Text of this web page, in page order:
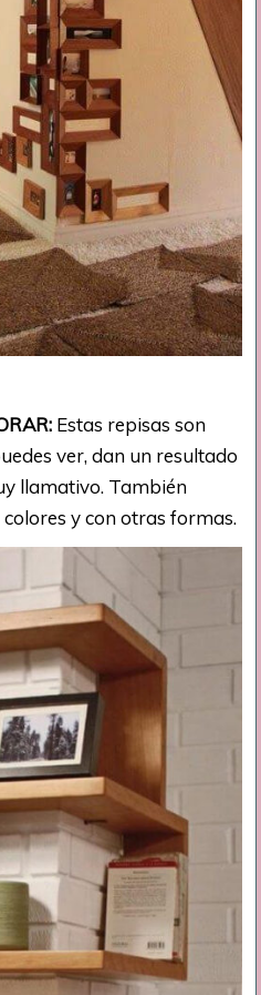
Estas repisas son
ver, dan un resultado
llamativo. También
y con otras formas.